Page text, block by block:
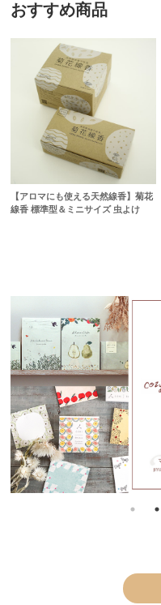
おすすめ商品
【アロマにも使える天然線香】菊花
線香 標準型＆ミニサイズ 虫よけ